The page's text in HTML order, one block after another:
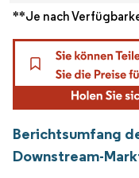
**Je nach
Berichtsumfang
Downstream-